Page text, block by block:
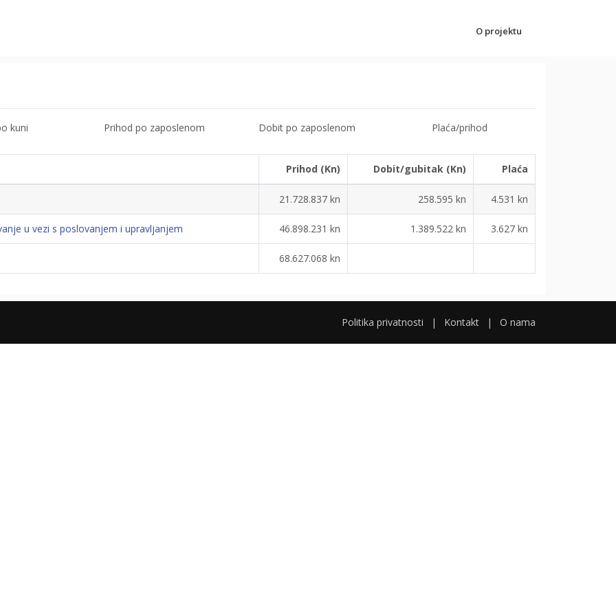
O projektu
kuni Prihod po zaposlenom Dobit po zaposlenom Plaća/prihod
Prihod (Kn) Dobit/gubitak (Kn) Plaća
21.728.837 kn 258.595 kn 4.531 kn
u vezi s poslovanjem i upravljanjem 46.898.231 kn 1.389.522 kn 3.627 kn
68.627.068 kn
Politika privatnosti | Kontakt | O nama